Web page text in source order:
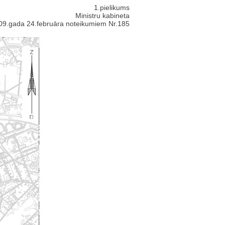
1.pielikums
Ministru kabineta
24.februāra noteikumiem Nr.185